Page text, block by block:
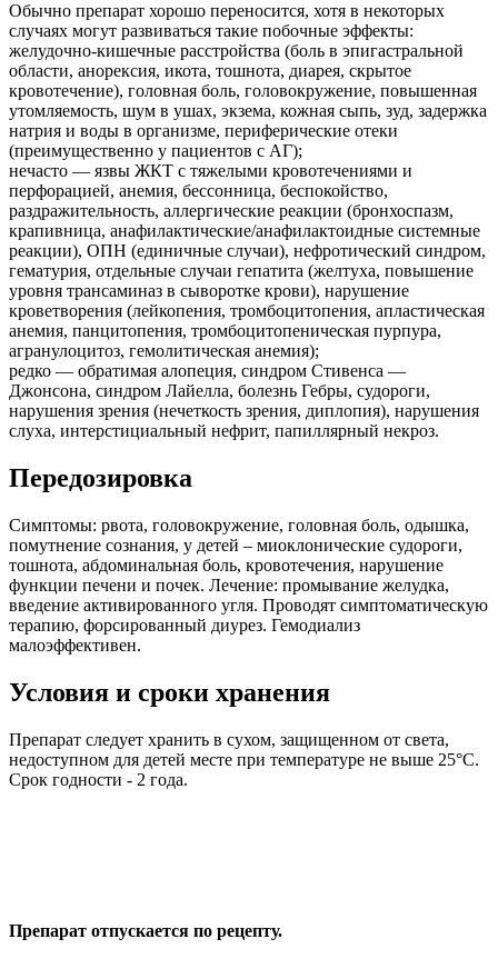
Обычно препарат хорошо переносится, хотя в некоторых
случаях могут развиваться такие побочные эффекты:
желудочно-кишечные расстройства (боль в эпигастральной
области, анорексия, икота, тошнота, диарея, скрытое
кровотечение), головная боль, головокружение, повышенная
утомляемость, шум в ушах, экзема, кожная сыпь, зуд, задержка
натрия и воды в организме, периферические отеки
(преимущественно у пациентов с АГ);
нечасто — язвы ЖКТ с тяжелыми кровотечениями и
перфорацией, анемия, бессонница, беспокойство,
раздражительность, аллергические реакции (бронхоспазм,
крапивница, анафилактические/анафилактоидные системные
реакции), ОПН (единичные случаи), нефротический синдром,
гематурия, отдельные случаи гепатита (желтуха, повышение
уровня трансаминаз в сыворотке крови), нарушение
кроветворения (лейкопения, тромбоцитопения, апластическая
анемия, панцитопения, тромбоцитопеническая пурпура,
агранулоцитоз, гемолитическая анемия);
редко — обратимая алопеция, синдром Стивенса —
Джонсона, синдром Лайелла, болезнь Гебры, судороги,
нарушения зрения (нечеткость зрения, диплопия), нарушения
слуха, интерстициальный нефрит, папиллярный некроз.
Передозировка
Симптомы: рвота, головокружение, головная боль, одышка,
помутнение сознания, у детей – миоклонические судороги,
тошнота, абдоминальная боль, кровотечения, нарушение
функции печени и почек. Лечение: промывание желудка,
введение активированного угля. Проводят симптоматическую
терапию, форсированный диурез. Гемодиализ
малоэффективен.
Условия и сроки хранения
Препарат следует хранить в сухом, защищенном от света,
недоступном для детей месте при температуре не выше 25°С.
Срок годности - 2 года.
Препарат отпускается по рецепту.